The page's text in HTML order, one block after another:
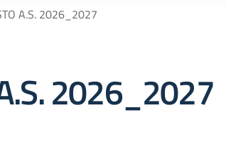
A.S. 2026_2027
2026_2027